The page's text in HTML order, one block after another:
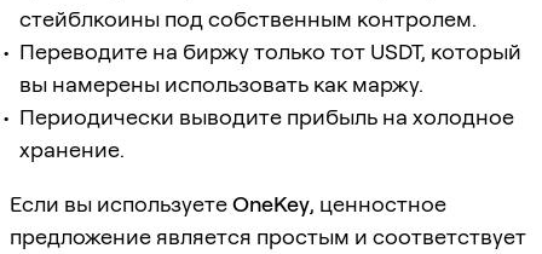
стейблкоины под собственным контролем.
Переводите на биржу только тот USDT, который
вы намерены использовать как маржу.
Периодически выводите прибыль на холодное
хранение.
Если вы используетеOneKey, ценностное
предложение является простым и соответствует